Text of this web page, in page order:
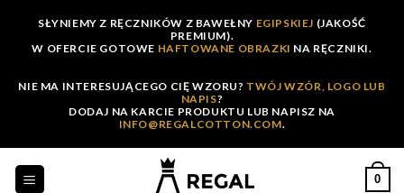
content
SŁYNIEMY Z RĘCZNIKÓW Z BAWEŁNY EGIPSKIEJ (JAKOŚĆ
PREMIUM).
W OFERCIE GOTOWE HAFTOWANE OBRAZKI NA RĘCZNIKI.
NIE MA INTERESUJĄCEGO CIĘ WZORU? TWÓJ WZÓR, LOGO LUB
NAPIS?
DODAJ NA KARCIE PRODUKTU LUB NAPISZ NA
INFO@REGALCOTTON.COM.
0